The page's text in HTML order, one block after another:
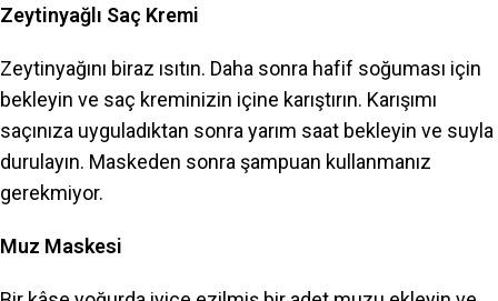
Zeytinyağlı Saç Kremi
Zeytinyağını biraz ısıtın. Daha sonra hafif soğuması için
bekleyin ve saç kreminizin içine karıştırın. Karışımı
saçınıza uyguladıktan sonra yarım saat bekleyin ve suyla
durulayın. Maskeden sonra şampuan kullanmanız
gerekmiyor.
Muz Maskesi